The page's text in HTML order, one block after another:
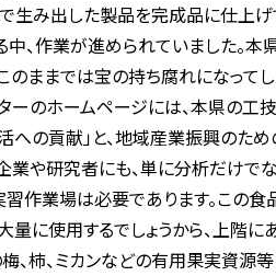
み出した製品を完成品に仕上げ
、作業が進められていました。
のままでは宝の持ち腐れになって
のホームページには、本県の工技
の貢献」と、地域産業振興のため
業や研究者にも、単に分析だけで
作業場は必要であります。この
量に使用するでしょうから、上階
、柿、ミカンなどの有用果実資